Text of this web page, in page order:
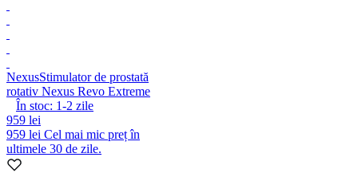
NexusStimulator de prostată
rotativ Nexus Revo Extreme
În stoc: 1-2 zile
959 lei
959 lei Cel mai mic preț în
ultimele 30 de zile.